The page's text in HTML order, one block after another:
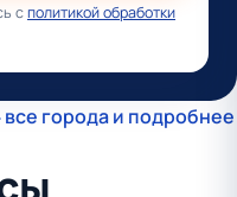
сполитикой обработки
города и подробнее